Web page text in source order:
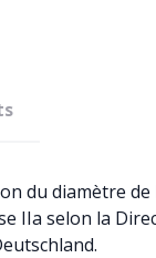
du diamètre
selon la